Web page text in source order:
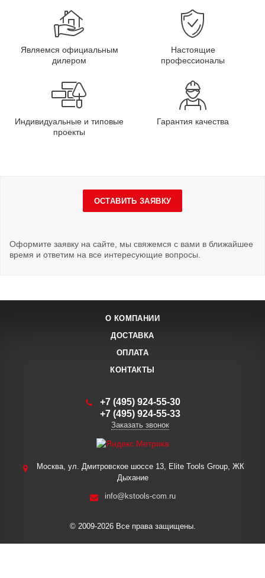
Являемся официальным
дилером
Настоящие
профессионалы
Индивидуальные и типовые
проекты
Гарантия качества
ОСТАВИТЬ ЗАЯВКУ
Оформите заявку на сайте, мы свяжемся с вами в ближайшее
время и ответим на все интересующие вопросы.
О КОМПАНИИ
ДОСТАВКА
ОПЛАТА
КОНТАКТЫ
+7 (495) 924-55-30
+7 (495) 924-55-33
Заказать звонок
Москва, ул. Дмитровское шоссе 13, Elite Tools Group, ЖК
Дыхание
info@kstools-com.ru
© 2009-2026 Все права защищены.